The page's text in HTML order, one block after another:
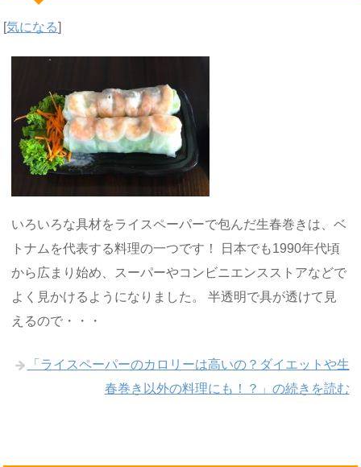
[気になる]
いろいろな具材をライスペーパーで包んだ生春巻きは、ベ
トナムを代表する料理の一つです！ 日本でも1990年代頃
から広まり始め、スーパーやコンビニエンスストアなどで
よく見かけるようになりました。 半透明で具が透けて見
えるので・・・
「ライスペーパーのカロリーは高いの？ダイエットや生
春巻き以外の料理にも！？」の続きを読む